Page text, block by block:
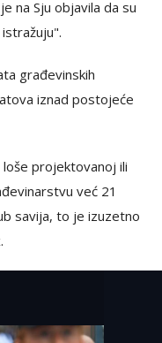
na Sju objavila da su
građevinskih
iznad postojeće
projektovanoj ili
već 21
savija, to je izuzetno